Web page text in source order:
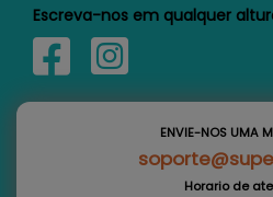
Escreva-nos em qualquer
ENVIE-NOS UMA
Horario de